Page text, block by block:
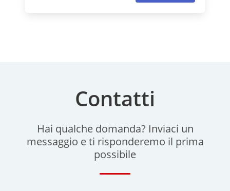
Contatti
Hai qualche domanda? Inviaci un
messaggio e ti risponderemo il prima
possibile